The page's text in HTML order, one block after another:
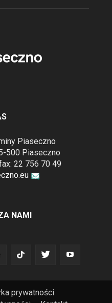
Piaseczno
500 Piaseczno
22 756 70 49
NAMI
prywatności